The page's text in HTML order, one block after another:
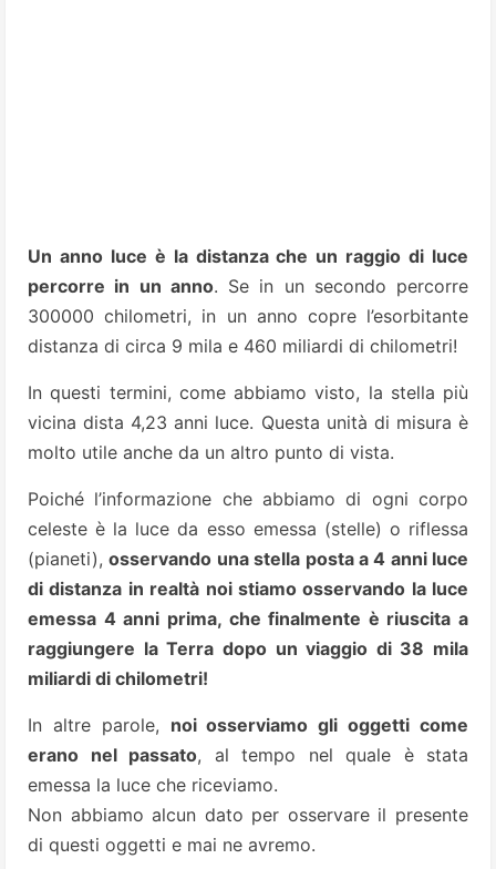
Un anno luce è la distanza che un raggio di luce
percorre in un anno. Se in un secondo percorre
300000 chilometri, in un anno copre l’esorbitante
distanza di circa 9 mila e 460 miliardi di chilometri!
In questi termini, come abbiamo visto, la stella più
vicina dista 4,23 anni luce. Questa unità di misura è
molto utile anche da un altro punto di vista.
Poiché l’informazione che abbiamo di ogni corpo
celeste è la luce da esso emessa (stelle) o riflessa
(pianeti),osservando una stella posta a 4 anni luce
di distanza in realtà noi stiamo osservando la luce
emessa 4 anni prima, che finalmente è riuscita a
raggiungere la Terra dopo un viaggio di 38 mila
miliardi di chilometri!
In altre parole, noi osserviamo gli oggetti come
erano nel passato, al tempo nel quale è stata
emessa la luce che riceviamo.
Non abbiamo alcun dato per osservare il presente
di questi oggetti e mai ne avremo.